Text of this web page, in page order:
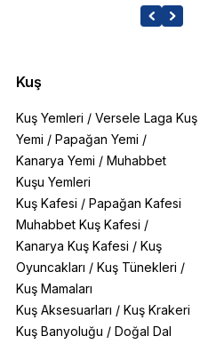
Kuş
Kuş Yemleri / Versele Laga Kuş
Yemi / Papağan Yemi /
Kanarya Yemi / Muhabbet
Kuşu Yemleri
Kuş Kafesi / Papağan Kafesi
Muhabbet Kuş Kafesi /
Kanarya Kuş Kafesi / Kuş
Oyuncakları / Kuş Tünekleri /
Kuş Mamaları
Kuş Aksesuarları / Kuş Krakeri
Kuş Banyoluğu / Doğal Dal